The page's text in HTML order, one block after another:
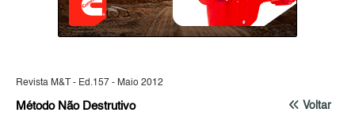
Revista M&T - Ed.157 - Maio 2012
Voltar
Método Não Destrutivo